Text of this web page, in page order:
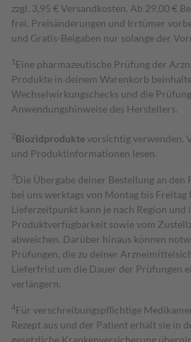
zzgl. 3,95 € Versandkosten. Ab 29,00 €
frei. Preisänderungen und Irrtümer
und Gratis-Beigaben nur solange der
1 Eine pharmazeutische Prüfung der
Produkte in deinem Warenkorb
Wechselwirkungschecks und die
Anwendungshinweise des Herstellers.
2Biozidproduktevorsichtig verwenden.
und Produktinformationen lesen.
3Die Übergabe deiner Bestellung an
bei uns werktags von Montag bis Freitag
Lieferzeitpunkt kann je nach Region und
Produktverfügbarkeit sowie vom
abweichen. Darüber hinaus können
Prüfungen, die zu deiner
Lieferfrist um die Dauer der Prüfungen
verlängern.
4Für verschreibungspflichtige
Rezept aus und der Patient erhält sie in
gesetzliche Krankenversicherung